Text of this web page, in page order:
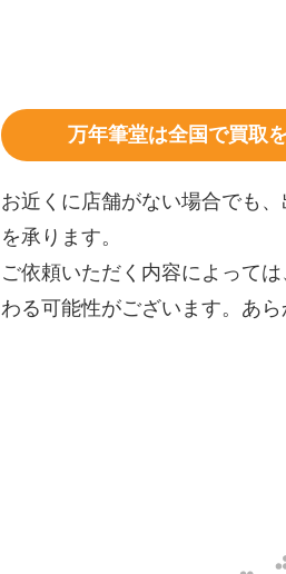
万年筆堂は全国で買取
お近くに店舗がない場合でも
を承ります。
ご依頼いただく内容によって
わる可能性がございます。あら